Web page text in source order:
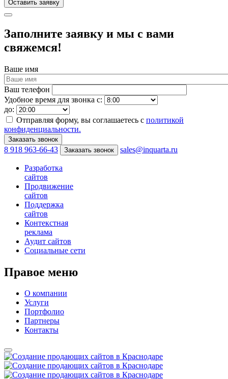
Заполните заявку и мы с вами
свяжемся!
Ваше имя
Ваш телефон
Удобное время для звонка с:
до:
Отправляя форму, вы соглашаетесь с политикой
конфиденциальности.
8 918 963-66-43 Заказать звонок sales@inquarta.ru
Разработка
сайтов
Продвижение
сайтов
Поддержка
сайтов
Контекстная
реклама
Аудит сайтов
Социальные сети
Правое меню
О компании
Услуги
Портфолио
Партнеры
Контакты